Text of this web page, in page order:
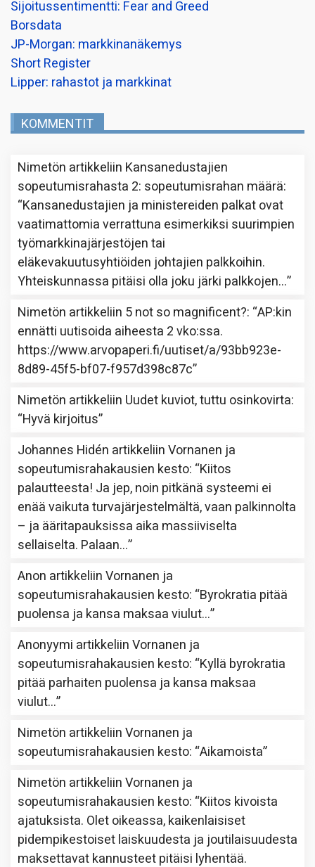
Sijoitussentimentti: Fear and Greed
Borsdata
JP-Morgan: markkinanäkemys
Short Register
Lipper: rahastot ja markkinat
KOMMENTIT
Nimetön artikkeliin Kansanedustajien
sopeutumisrahasta 2: sopeutumisrahan määrä:
“Kansanedustajien ja ministereiden palkat ovat
vaatimattomia verrattuna esimerkiksi suurimpien
työmarkkinajärjestöjen tai
eläkevakuutusyhtiöiden johtajien palkkoihin.
Yhteiskunnassa pitäisi olla joku järki palkkojen…”
Nimetön artikkeliin 5 not so magnificent?: “AP:kin
ennätti uutisoida aiheesta 2 vko:ssa.
https://www.arvopaperi.fi/uutiset/a/93bb923e-
8d89-45f5-bf07-f957d398c87c”
Nimetön artikkeliin Uudet kuviot, tuttu osinkovirta:
“Hyvä kirjoitus”
Johannes Hidén artikkeliinVornanen ja
sopeutumisrahakausien kesto: “Kiitos
palautteesta! Ja jep, noin pitkänä systeemi ei
enää vaikuta turvajärjestelmältä, vaan palkinnolta
– ja ääritapauksissa aika massiiviselta
sellaiselta. Palaan…”
Anon artikkeliinVornanen ja
sopeutumisrahakausien kesto: “Byrokratia pitää
puolensa ja kansa maksaa viulut…”
Anonyymi artikkeliinVornanen ja
sopeutumisrahakausien kesto: “Kyllä byrokratia
pitää parhaiten puolensa ja kansa maksaa
viulut…”
Nimetön artikkeliinVornanen ja
sopeutumisrahakausien kesto: “Aikamoista”
Nimetön artikkeliinVornanen ja
sopeutumisrahakausien kesto: “Kiitos kivoista
ajatuksista. Olet oikeassa, kaikenlaisiset
pidempikestoiset laiskuudesta ja joutilaisuudesta
maksettavat kannusteet pitäisi lyhentää.